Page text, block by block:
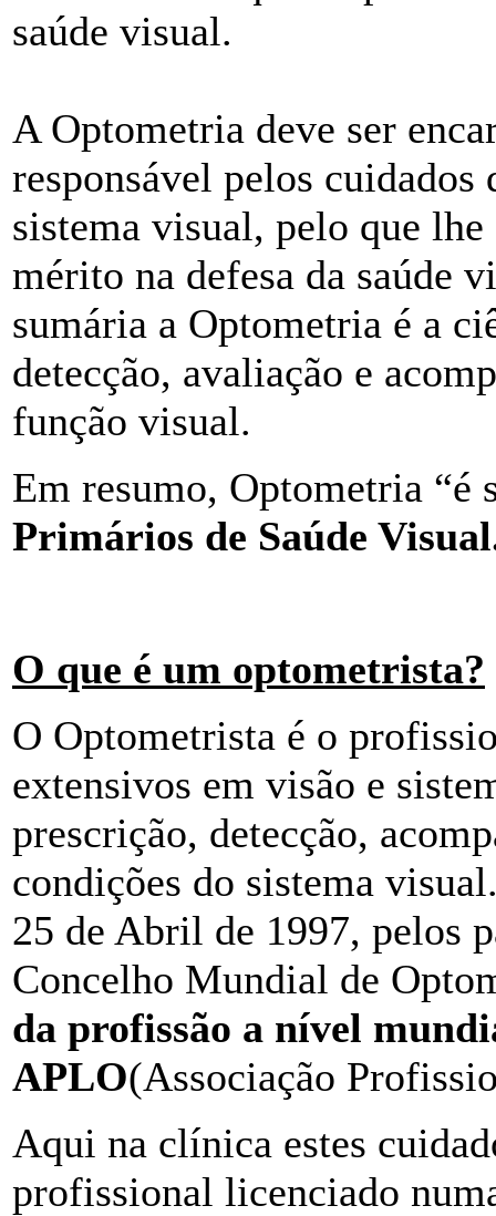
saúde visual.
A Optometria deve ser
responsável pelos
sistema visual, pelo que
mérito na defesa da saúde
sumária a Optometria é a
detecção, avaliação e
função visual.
Em resumo, Optometria “é
Primários de Saúde
O que é um optometrista?
O Optometrista é o
extensivos em visão e
prescrição, detecção,
condições do sistema
25 de Abril de 1997, pelos
Concelho Mundial de
da profissão a nível
APLO(Associação
Aqui na clínica estes
profissional licenciado